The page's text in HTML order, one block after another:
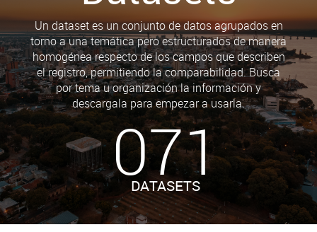
Un dataset es un conjunto de datos agrupados en
torno a una temática pero estructurados de manera
homogénea respecto de los campos que describen
el registro, permitiendo la comparabilidad. Busca
por tema u organización la información y
descargala para empezar a usarla.
071
DATASETS